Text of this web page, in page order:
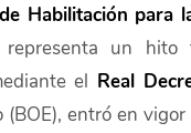
Habilitación para
representa un hito
el Real
(BOE), entró en